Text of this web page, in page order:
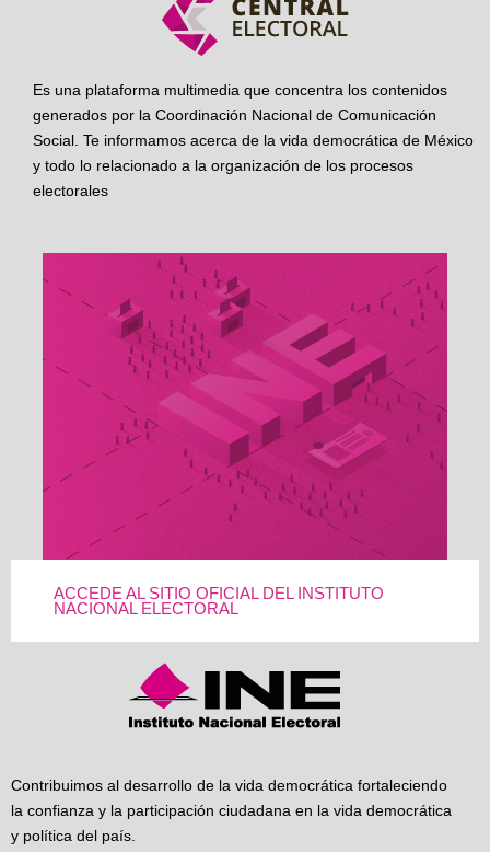
Es una plataforma multimedia que concentra los contenidos
generados por la Coordinación Nacional de Comunicación
Social. Te informamos acerca de la vida democrática de México
y todo lo relacionado a la organización de los procesos
electorales
ACCEDE AL SITIO OFICIAL DEL INSTITUTO
NACIONAL ELECTORAL
Contribuimos al desarrollo de la vida democrática fortaleciendo
la confianza y la participación ciudadana en la vida democrática
y política del país.